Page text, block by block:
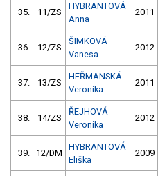
35. 11/ZS
HYBRANTOVÁ
Anna
2011
36. 12/ZS
ŠIMKOVÁ
Vanesa
2012
37. 13/ZS
HEŘMANSKÁ
Veronika
2011
38. 14/ZS
ŘEJHOVÁ
Veronika
2012
39. 12/DM
HYBRANTOVÁ
Eliška
2009